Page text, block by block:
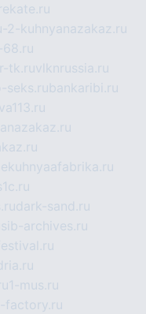
2-kuhnyanazakaz.ru
tk.ruvlknrussia.ru
seks.rubankaribi.ru
dark-sand.ru
sib-archives.ru
1-mus.ru
factory.ru